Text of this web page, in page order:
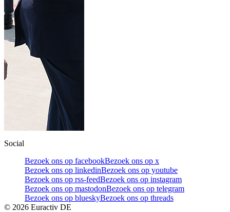
Social
Bezoek ons op facebookBezoek ons op x
Bezoek ons op linkedinBezoek ons op youtube
Bezoek ons op rss-feedBezoek ons op instagram
Bezoek ons op mastodonBezoek ons op telegram
Bezoek ons op blueskyBezoek ons op threads
© 2026 Euractiv DE